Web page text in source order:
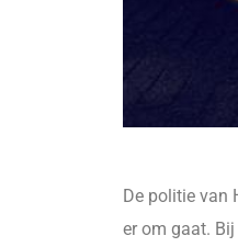
De politie van
er om gaat.